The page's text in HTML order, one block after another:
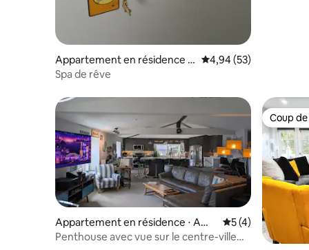
Appartement en résidence ⋅
Norwich
Évaluation moyenne
4,94 (53)
Spa de rêve
Appartement en résidence ⋅ Amh
erst
Évaluation
5 (4)
Penthouse avec vue sur le centre-ville
Coup
Coup